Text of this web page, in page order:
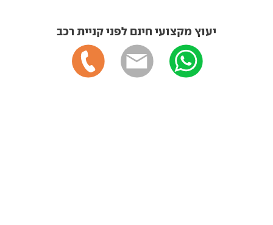
יעוץ מקצועי חינם לפני קניית רכב